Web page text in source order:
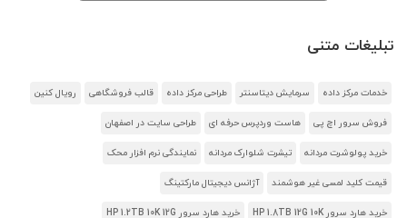
تبلیغات متنی
خدمات مرکز داده سرمایش دیتاسنتر طراحی مرکز داده قالب فروشگاهی رویال کنین
فروش سرور اچ پی هاست وردپرس حرفه ای طراحی سایت در اصفهان
خرید پولوشرت مردانه تیشرت شلوارک مردانه نمایندگی نرم افزار محک
قیمت کلید لمسی غیر هوشمند آژانس دیجیتال مارکتینگ
خرید هارد سرور HP 1.8TB 12G 10K خرید هارد سرور HP 1.2TB 10K 12G